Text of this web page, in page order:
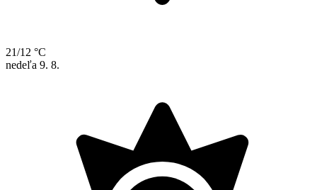
21/12 °C
nedeľa 9. 8.